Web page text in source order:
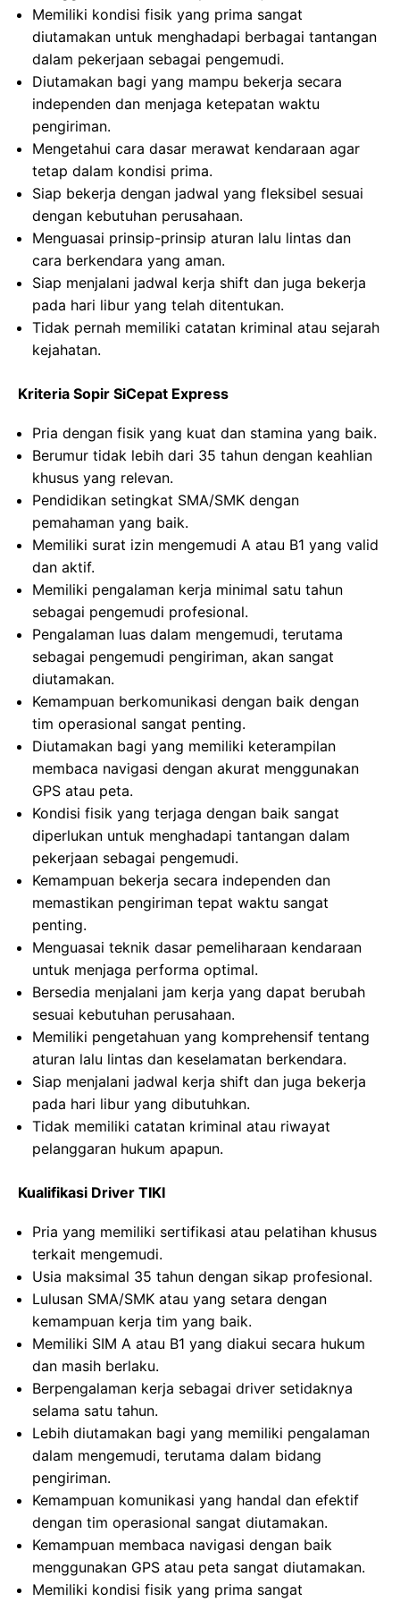
Memiliki kondisi fisik yang prima sangat
diutamakan untuk menghadapi berbagai tantangan
dalam pekerjaan sebagai pengemudi.
Diutamakan bagi yang mampu bekerja secara
independen dan menjaga ketepatan waktu
pengiriman.
Mengetahui cara dasar merawat kendaraan agar
tetap dalam kondisi prima.
Siap bekerja dengan jadwal yang fleksibel sesuai
dengan kebutuhan perusahaan.
Menguasai prinsip-prinsip aturan lalu lintas dan
cara berkendara yang aman.
Siap menjalani jadwal kerja shift dan juga bekerja
pada hari libur yang telah ditentukan.
Tidak pernah memiliki catatan kriminal atau sejarah
kejahatan.
Kriteria Sopir SiCepat Express
Pria dengan fisik yang kuat dan stamina yang baik.
Berumur tidak lebih dari 35 tahun dengan keahlian
khusus yang relevan.
Pendidikan setingkat SMA/SMK dengan
pemahaman yang baik.
Memiliki surat izin mengemudi A atau B1 yang valid
dan aktif.
Memiliki pengalaman kerja minimal satu tahun
sebagai pengemudi profesional.
Pengalaman luas dalam mengemudi, terutama
sebagai pengemudi pengiriman, akan sangat
diutamakan.
Kemampuan berkomunikasi dengan baik dengan
tim operasional sangat penting.
Diutamakan bagi yang memiliki keterampilan
membaca navigasi dengan akurat menggunakan
GPS atau peta.
Kondisi fisik yang terjaga dengan baik sangat
diperlukan untuk menghadapi tantangan dalam
pekerjaan sebagai pengemudi.
Kemampuan bekerja secara independen dan
memastikan pengiriman tepat waktu sangat
penting.
Menguasai teknik dasar pemeliharaan kendaraan
untuk menjaga performa optimal.
Bersedia menjalani jam kerja yang dapat berubah
sesuai kebutuhan perusahaan.
Memiliki pengetahuan yang komprehensif tentang
aturan lalu lintas dan keselamatan berkendara.
Siap menjalani jadwal kerja shift dan juga bekerja
pada hari libur yang dibutuhkan.
Tidak memiliki catatan kriminal atau riwayat
pelanggaran hukum apapun.
Kualifikasi Driver TIKI
Pria yang memiliki sertifikasi atau pelatihan khusus
terkait mengemudi.
Usia maksimal 35 tahun dengan sikap profesional.
Lulusan SMA/SMK atau yang setara dengan
kemampuan kerja tim yang baik.
Memiliki SIM A atau B1 yang diakui secara hukum
dan masih berlaku.
Berpengalaman kerja sebagai driver setidaknya
selama satu tahun.
Lebih diutamakan bagi yang memiliki pengalaman
dalam mengemudi, terutama dalam bidang
pengiriman.
Kemampuan komunikasi yang handal dan efektif
dengan tim operasional sangat diutamakan.
Kemampuan membaca navigasi dengan baik
menggunakan GPS atau peta sangat diutamakan.
Memiliki kondisi fisik yang prima sangat